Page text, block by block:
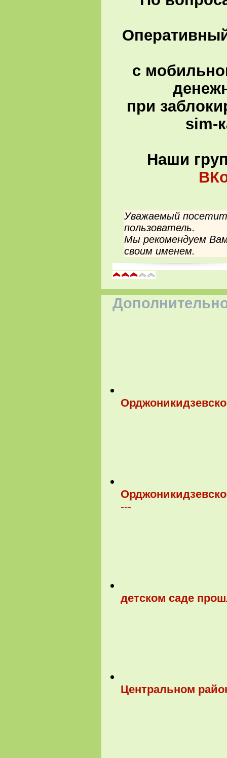
с
при
sim-
Наши
Уважаемый
пользователь.
Мы рекомендуем
своим именем.
---
детском саде
Центральном